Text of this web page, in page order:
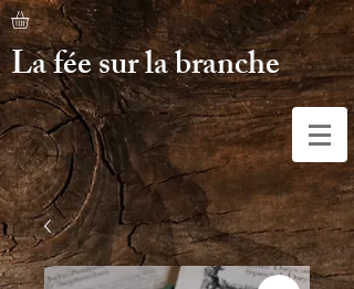
La fée sur la branche